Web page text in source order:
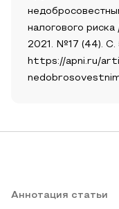
налогового
2021. №17 (44). С.
https://apni.ru/
Аннотация статьи